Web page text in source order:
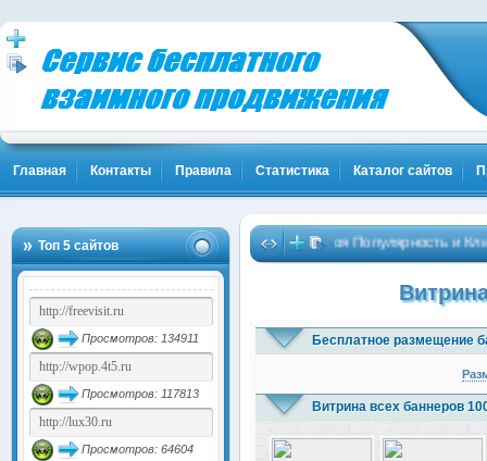
Главная Контакты Правила Статистика Каталог сайтов
Топ 5 сайтов
Просмотров: 134911
Просмотров: 117813
Просмотров: 64604
Твоя Популярность и
Бесплатное размещение
Витрина всех баннеров